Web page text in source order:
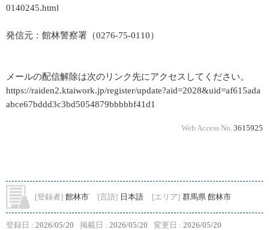
0140245.html
発信元：館林警察署（0276-75-0110）
メールの配信解除は次のリンク先にアクセスしてください。
https://raiden2.ktaiwork.jp/register/update?aid=2028&uid=af615ada
abce67bddd3c3bd5054879bbbbbf41d1
Web Access No. 3615925
[登録者] 館林市 [言語] 日本語 [エリア] 群馬県 館林市
登録日 : 2026/05/20 掲載日 : 2026/05/20 変更日 : 2026/05/20